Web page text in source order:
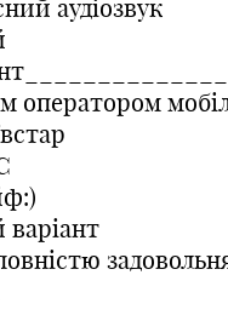
аудіозвук
оператором
варіант